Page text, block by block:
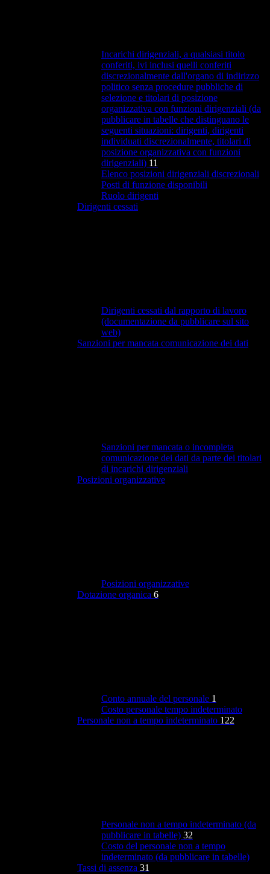
Incarichi dirigenziali, a qualsiasi titolo
conferiti, ivi inclusi quelli conferiti
discrezionalmente dall'organo di indirizzo
politico senza procedure pubbliche di
selezione e titolari di posizione
organizzativa con funzioni dirigenziali (da
pubblicare in tabelle che distinguano le
seguenti situazioni: dirigenti, dirigenti
individuati discrezionalmente, titolari di
posizione organizzativa con funzioni
dirigenziali) 11
Elenco posizioni dirigenziali discrezionali
Posti di funzione disponibili
Ruolo dirigenti
Dirigenti cessati
Dirigenti cessati dal rapporto di lavoro
(documentazione da pubblicare sul sito
web)
Sanzioni per mancata comunicazione dei dati
Sanzioni per mancata o incompleta
comunicazione dei dati da parte dei titolari
di incarichi dirigenziali
Posizioni organizzative
Posizioni organizzative
Dotazione organica 6
Conto annuale del personale 1
Costo personale tempo indeterminato
Personale non a tempo indeterminato 122
Personale non a tempo indeterminato (da
pubblicare in tabelle) 32
Costo del personale non a tempo
indeterminato (da pubblicare in tabelle)
Tassi di assenza 31